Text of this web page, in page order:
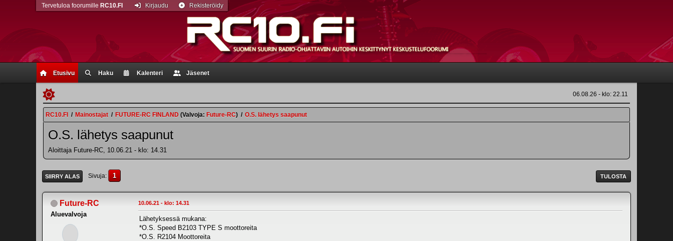
Etusivu Haku Kalenteri Jäsenet
Tervetuloa foorumille RC10.FI Kirjaudu Rekisteröidy
06.08.26 - klo: 22.11
RC10.FI / Mainostajat / FUTURE-RC FINLAND (Valvoja: Future-RC) / O.S. lähetys saapunut
O.S. lähetys saapunut
Aloittaja Future-RC, 10.06.21 - klo: 14.31
TULOSTA
SIIRRY ALAS Sivuja 1
Future-RC
Aluevalvoja
10.06.21 - klo: 14.31
Lähetyksessä mukana:
*O.S. Speed B2103 TYPE S moottoreita
*O.S. R2104 Moottoreita